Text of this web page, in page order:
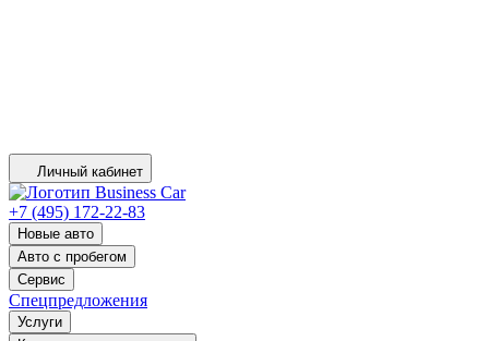
Личный кабинет
+7 (495) 172-22-83
Новые авто
Авто с пробегом
Сервис
Спецпредложения
Услуги